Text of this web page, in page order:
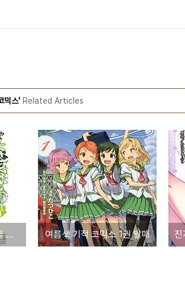
믹스'Related Articles
내 후배가 이렇게 귀여울 리가 없어 특장판 표지 공개 여름색 기적 코믹스 1권 발매